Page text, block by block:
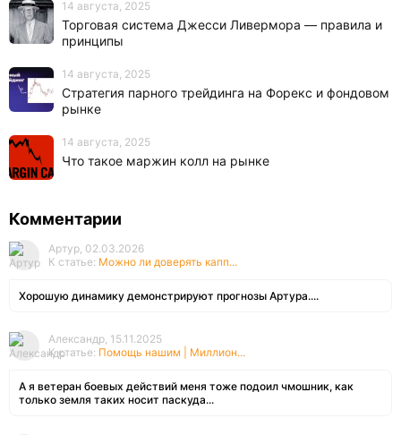
14 августа, 2025
Торговая система Джесси Ливермора — правила и
принципы
14 августа, 2025
Стратегия парного трейдинга на Форекс и фондовом
рынке
14 августа, 2025
Что такое маржин колл на рынке
Комментарии
Артур, 02.03.2026
К статье: Можно ли доверять капп...
Хорошую динамику демонстрируют прогнозы Артура....
Александр, 15.11.2025
К статье: Помощь нашим | Миллион...
А я ветеран боевых действий меня тоже подоил чмошник, как
только земля таких носит паскуда...